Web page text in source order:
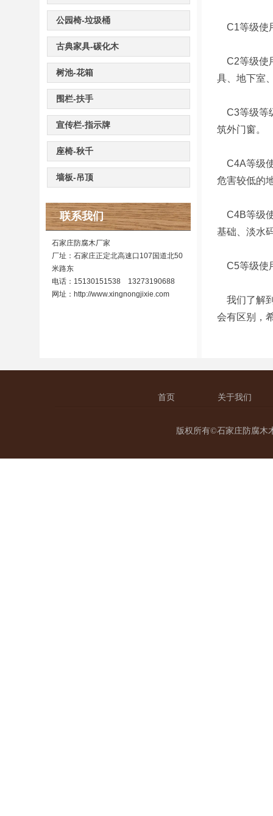
公园椅-垃圾桶
古典家具-碳化木
树池-花箱
围栏-扶手
宣传栏-指示牌
座椅-秋千
墙板-吊顶
联系我们
石家庄防腐木厂家
厂址：石家庄正定北高速口107国道北50
米路东
电话：15130151538 13273190688
网址： http://www.xingnongjixie.com
C1等级使
C2等级使
具、地下室
C3等级等
筑外门窗。
C4A等级
危害较低的
C4B等级
基础、淡水
C5等级使
我们了解
会有区别，
首页 关于我们
版权所有©石家庄防腐